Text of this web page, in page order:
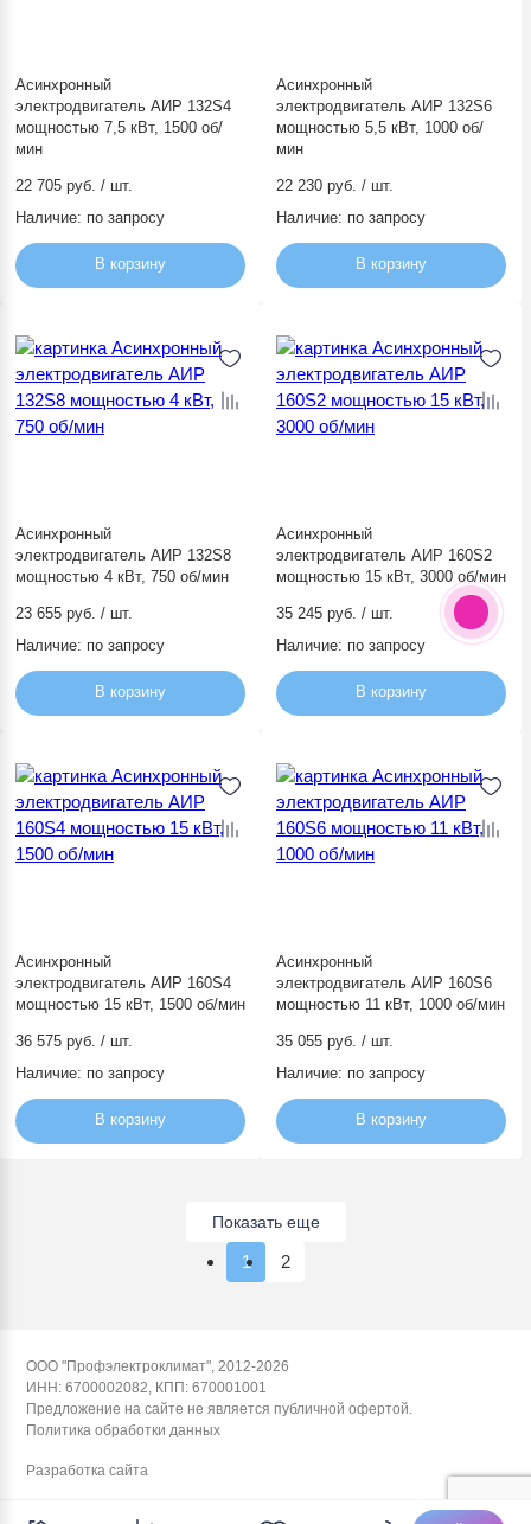
Асинхронный
электродвигатель АИР 132S4
мощностью 7,5 кВт, 1500 об/
мин
22 705 руб. / шт.
Наличие: по запросу
В корзину
Асинхронный
электродвигатель АИР 132S6
мощностью 5,5 кВт, 1000 об/
мин
22 230 руб. / шт.
Наличие: по запросу
В корзину
Асинхронный
электродвигатель АИР 132S8
мощностью 4 кВт, 750 об/мин
23 655 руб. / шт.
Наличие: по запросу
В корзину
Асинхронный
электродвигатель АИР 160S2
мощностью 15 кВт, 3000 об/мин
35 245 руб. / шт.
Наличие: по запросу
В корзину
Асинхронный
электродвигатель АИР 160S4
мощностью 15 кВт, 1500 об/мин
36 575 руб. / шт.
Наличие: по запросу
В корзину
Асинхронный
электродвигатель АИР 160S6
мощностью 11 кВт, 1000 об/мин
35 055 руб. / шт.
Наличие: по запросу
В корзину
Показать еще
1 2
ООО "Профэлектроклимат", 2012-2026
ИНН: 6700002082, КПП: 670001001
Предложение на сайте не является публичной офертой.
Политика обработки данных
Разработка сайта